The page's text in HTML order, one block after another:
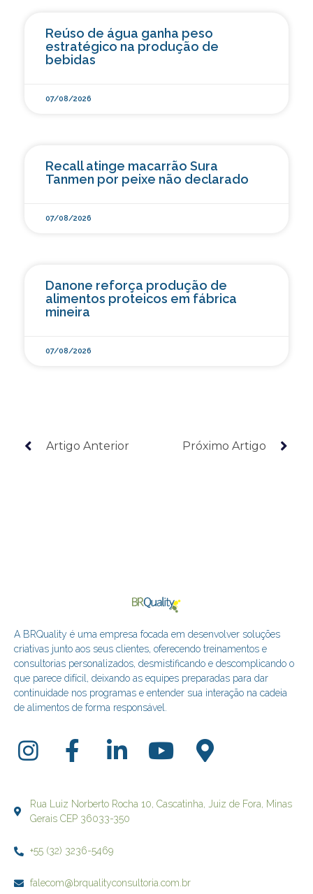
Reúso de água ganha peso
estratégico na produção de
bebidas
07/08/2026
Recall atinge macarrão Sura
Tanmen por peixe não declarado
07/08/2026
Danone reforça produção de
alimentos proteicos em fábrica
mineira
07/08/2026
Artigo Anterior Próximo Artigo
A BRQuality é uma empresa focada em desenvolver soluções
criativas junto aos seus clientes, oferecendo treinamentos e
consultorias personalizados, desmistificando e descomplicando o
que parece difícil, deixando as equipes preparadas para dar
continuidade nos programas e entender sua interação na cadeia
de alimentos de forma responsável.
Rua Luiz Norberto Rocha 10, Cascatinha, Juiz de Fora, Minas
Gerais CEP 36033-350
+55 (32) 3236-5469
falecom@brqualityconsultoria.com.br